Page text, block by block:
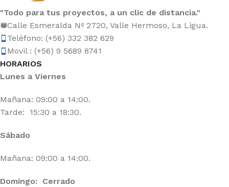
"Todo para tus proyectos, a un clic de distancia."
Calle Esmeralda Nº 2720, Valle Hermoso, La Ligua.
Teléfono: (+56) 332 382 629
Movil : (+56) 9 5689 8741
HORARIOS
Lunes a Viernes
Mañana: 09:00 a 14:00.
Tarde: 15:30 a 18:30.
Sábado
Mañana: 09:00 a 14:00.
Domingo: Cerrado